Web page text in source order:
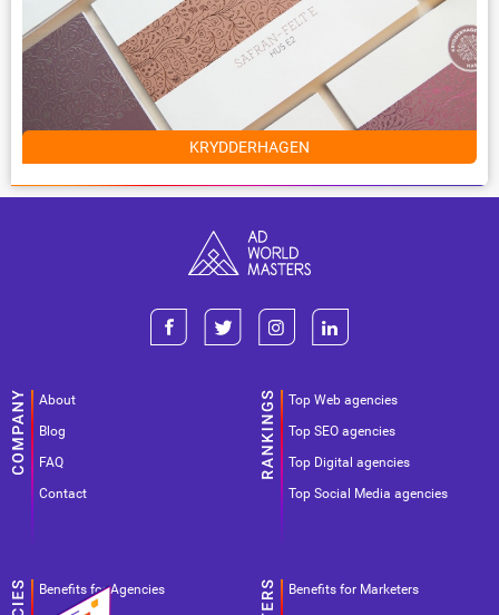
KRYDDERHAGEN
About
Blog
FAQ
Contact
Top Web agencies
Top SEO agencies
Top Digital agencies
Top Social Media agencies
Benefits for Agencies
Benefits for Marketers